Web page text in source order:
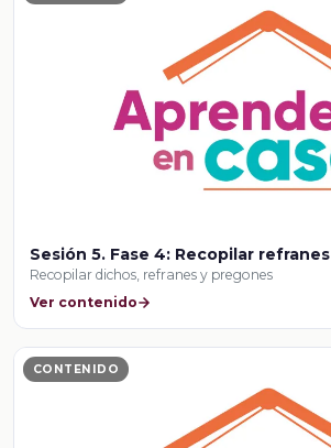
Sesión 5. Fase 4: Recopilar refranes
Recopilar dichos, refranes y pregones
Ver contenido
CONTENIDO